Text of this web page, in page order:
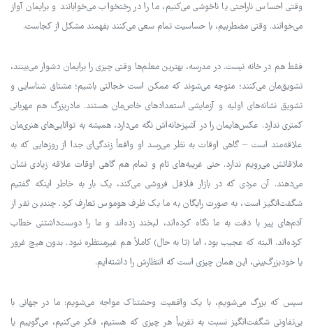
وقتی احساس ناراحتی یا ناخوشی می‌کنیم، ما را در رختخواب می‌خوابانند و برایمان آواز
می‌خوانند. وقتی مضطربیم، با حساسیت تمام سعی می‌کنند بفهمند مشکل از کجاست.
فقط هم در خانه نیست. در مدرسه، بهترین معلم‌ها وقتی چیزی را برایمان دشوار می‌بینند،
تشویق‌مان می‌کنند؛ متوجه می‌شوند که ممکن است خجالتی باشیم؛ مشتاق شناسایی و
تشویق نشانه‌های اولیه و آزمایشی استعدادهای خاص‌مان هستند. مادربزرگ هم مهربانی
کمتری ندارد. عکس‌هایمان را در آشپزخانه‌اش نگه می‌دارد، همیشه به توانایی‌های هنری‌مان
علاقه‌مند است – گاهی اوقات به نظر می‌رسد او واقعاً زندگی‌ای جدا از روزهایی که به
ملاقاتش می‌رویم ندارد. حتی غریبه‌های تام و تمام هم گاهی اوقات علاقه زیادی نشان
می‌دهند. آن مردی که در بازار فلافل فروشی می‌کند، یک بار به خاطر اینکه گفتیم
شگفت‌انگیز است، به صورت رایگان به ما یک ظرف هوموس تعارف کرد. چندین نفر از
آدم‌های پیر با دقت به ما نگاه کرده‌اند، لبخند زده‌اند و ما را دوست‌داشتنی خطاب
کرده‌اند. البته که عجیب بود، اما (تا به حال) کاملاً هم غیرمنتظره نبود. بدون هیچ غرور
یا خودبزرگ‌بینی، این همان چیزی است که انتظارش را داشته‌ایم.
سپس که بزرگ می‌شویم، با یک واقعیت وحشتناک مواجه می‌شویم: ما در جهانی با
بی‌تفاوتی شگفت‌انگیز نسبت به تقریباً هر چیزی که هستیم، فکر می‌کنیم، می‌گوییم یا